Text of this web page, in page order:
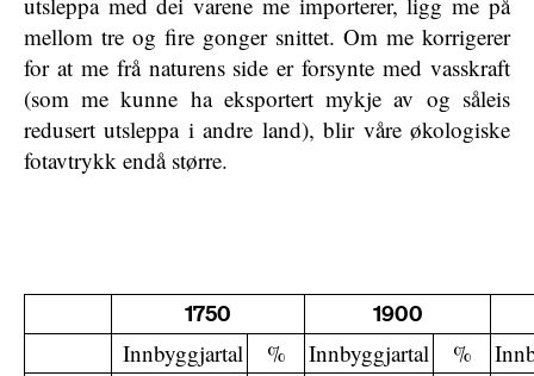
mellom tre og fire gonger snittet. Om me korrigerer
for at me frå naturens side er forsynte med vasskraft
(som me kunne ha eksportert mykje av og såleis
redusert utsleppa i andre land), blir våre økologiske
fotavtrykk endå større.
1750 1900
Innbyggjartal % Innbyggjartal %